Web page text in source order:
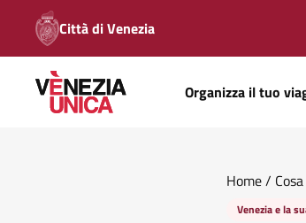
Città di Venezia
Organizza il tuo
Home/
Venezia e la